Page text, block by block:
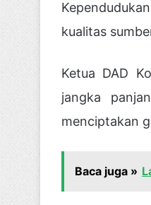
kualitas
Ketua DAD
jangka
menciptakan
Baca juga »